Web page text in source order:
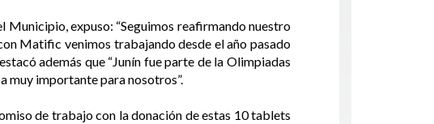
expuso: “Seguimos reafirmando nuestro
Matific venimos trabajando desde el año pasado
además que “Junín fue parte de la Olimpiadas
muy importante para nosotros”.
de trabajo con la donación de estas 10 tablets